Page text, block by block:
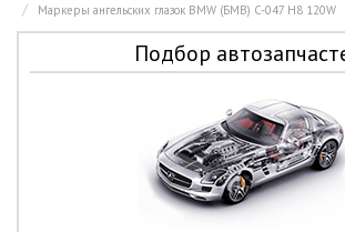
Маркеры ангельских глазок BMW (БМВ) C-047 H8 120W
Подбор